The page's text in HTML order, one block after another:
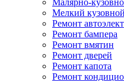
Малярно-
Мелкий
Ремонт
Ремонт бампера
Ремонт вмятин
Ремонт дверей
Ремонт капота
Ремонт